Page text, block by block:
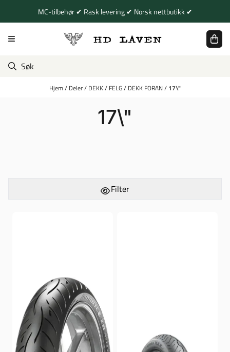
Hopp til innholdMC-tilbehør ✔ Rask levering ✔ Norsk nettbutikk ✔
Hjem/ Deler/ DEKK/ FELG/ DEKK FORAN / 17\"
17\"
Filter